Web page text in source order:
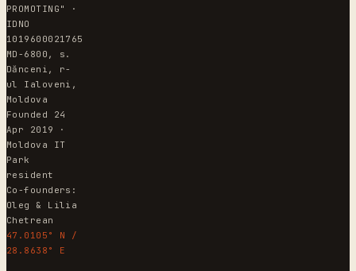
PROMOTING" ·
IDNO
1019600021765
MD-6800, s.
Dănceni, r-
ul Ialoveni,
Moldova
Founded 24
Apr 2019 ·
Moldova IT
Park
resident
Co-founders:
Oleg & Lilia
Chetrean
47.0105° N /
28.8638° E